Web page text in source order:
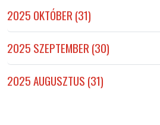
2025 OKTÓBER (31)
2025 SZEPTEMBER (30)
2025 AUGUSZTUS (31)